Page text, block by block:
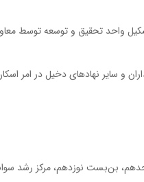
واحد تحقیق و توسعه توسط
و سایر نهادهای دخیل در امر
بن‌بست نوزدهم، مرکز رشد